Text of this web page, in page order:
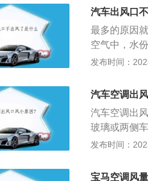
差，存在漏
修店让专业
了，可以检
出现了问题
况。解决办
成的后排空
件进行修理
损，汽车空
进行检查更
出风的问题
行正常的工
汽车出风口
最多的原因
空气中，水
水份。使汽
臭。更换：
发布时间：
汽车空调出
汽车空调出
玻璃或两侧
现短路、功
入车厢内的
发布时间：
宝马空调风